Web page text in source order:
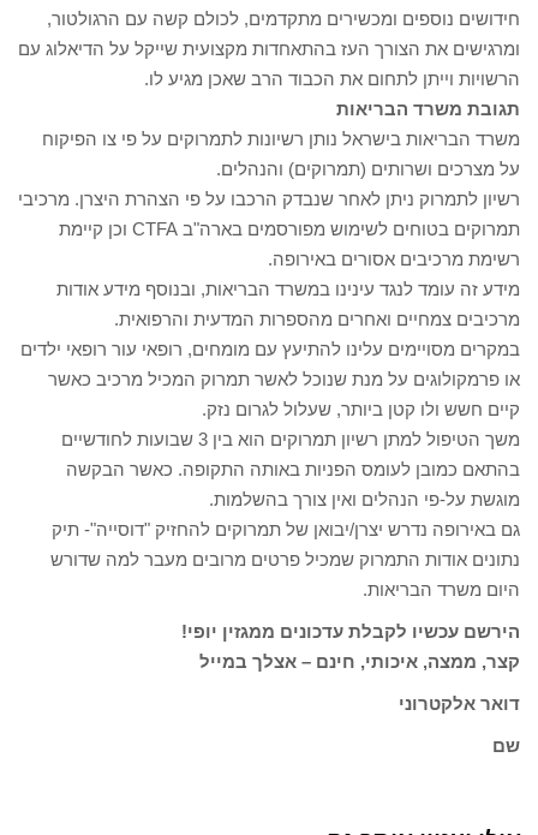
חידושים נוספים ומכשירים מתקדמים, לכולם קשה עם הרגולטור,
ומרגישים את הצורך העז בהתאחדות מקצועית שייקל על הדיאלוג עם
הרשויות וייתן לתחום את הכבוד הרב שאכן מגיע לו.
תגובת משרד הבריאות
משרד הבריאות בישראל נותן רשיונות לתמרוקים על פי צו הפיקוח
על מצרכים ושרותים (תמרוקים) והנהלים.
רשיון לתמרוק ניתן לאחר שנבדק הרכבו על פי הצהרת היצרן. מרכיבי
תמרוקים בטוחים לשימוש מפורסמים בארה"ב CTFA וכן קיימת
רשימת מרכיבים אסורים באירופה.
מידע זה עומד לנגד עינינו במשרד הבריאות, ובנוסף מידע אודות
מרכיבים צמחיים ואחרים מהספרות המדעית והרפואית.
במקרים מסויימים עלינו להתיעץ עם מומחים, רופאי עור רופאי ילדים
או פרמקולוגים על מנת שנוכל לאשר תמרוק המכיל מרכיב כאשר
קיים חשש ולו קטן ביותר, שעלול לגרום נזק.
משך הטיפול למתן רשיון תמרוקים הוא בין 3 שבועות לחודשיים
בהתאם כמובן לעומס הפניות באותה התקופה. כאשר הבקשה
מוגשת על-פי הנהלים ואין צורך בהשלמות.
גם באירופה נדרש יצרן/יבואן של תמרוקים להחזיק "דוסייה"- תיק
נתונים אודות התמרוק שמכיל פרטים מרובים מעבר למה שדורש
היום משרד הבריאות.
הירשם עכשיו לקבלת עדכונים ממגזין יופי!
קצר, ממצה, איכותי, חינם – אצלך במייל
דואר אלקטרוני
שם